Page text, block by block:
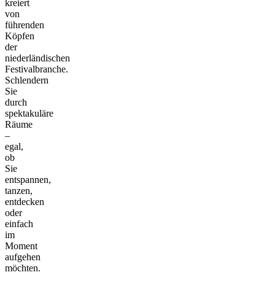
kreiert
von
führenden
Köpfen
der
niederländischen
Festivalbranche.
Schlendern
Sie
durch
spektakuläre
Räume
–
egal,
ob
Sie
entspannen,
tanzen,
entdecken
oder
einfach
im
Moment
aufgehen
möchten.